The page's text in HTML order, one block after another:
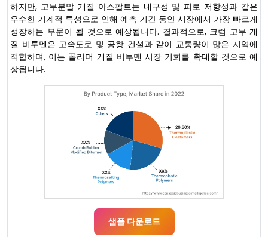
하지만, 고무분말 개질 아스팔트는 내구성 및 피로 저항성과 같은
우수한 기계적 특성으로 인해 예측 기간 동안 시장에서 가장 빠르게
성장하는 부문이 될 것으로 예상됩니다. 결과적으로, 크럼 고무 개
질 비투멘은 고속도로 및 공항 건설과 같이 교통량이 많은 지역에
적합하며, 이는 폴리머 개질 비투멘 시장 기회를 확대할 것으로 예
상됩니다.
샘플 다운로드